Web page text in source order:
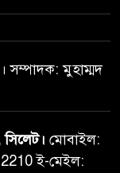
সম্পাদক: মুহাম্মদ
মোবাইল:
ই-মেইল: